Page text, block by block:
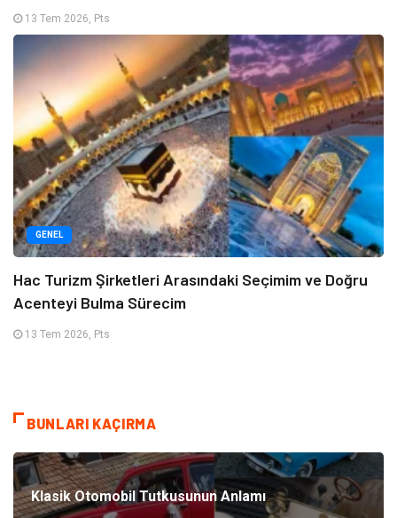
13 Tem 2026, Pts
GENEL
Hac Turizm Şirketleri Arasındaki Seçimim ve Doğru
Acenteyi Bulma Sürecim
13 Tem 2026, Pts
BUNLARI KAÇIRMA
Klasik Otomobil Tutkusunun Anlamı